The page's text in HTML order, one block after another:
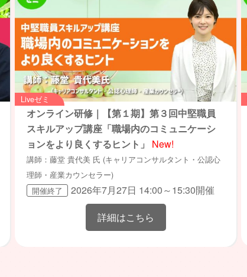
Liveゼミ
オンライン研修｜【第１期】第３回中堅職員
スキルアップ講座「職場内のコミュニケーシ
ョンをより良くするヒント」
New!
講師：藤堂 貴代美 氏 (キャリアコンサルタント・公認心
理師・産業カウンセラー)
開催終了
2026年7月27日 14:00～15:30開催
詳細はこちら